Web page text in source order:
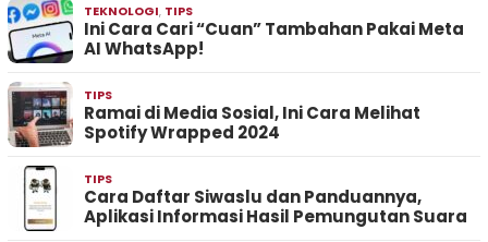
TEKNOLOGI, TIPS
Ini Cara Cari “Cuan” Tambahan Pakai Meta
AI WhatsApp!
TIPS
Ramai di Media Sosial, Ini Cara Melihat
Spotify Wrapped 2024
TIPS
Cara Daftar Siwaslu dan Panduannya,
Aplikasi Informasi Hasil Pemungutan Suara